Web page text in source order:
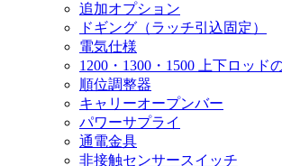
追加オプション
ドギング（ラッチ引込固定）
電気仕様
1200・1300・1500 上下ロッド
順位調整器
キャリーオープンバー
パワーサプライ
通電金具
非接触センサースイッチ